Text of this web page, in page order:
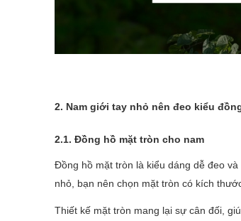
2. Nam giới tay nhỏ nên đeo kiểu
2.1. Đồng hồ mặt tròn cho nam
Đồng hồ mặt tròn là kiểu dáng dễ đeo
nhỏ, bạn nên chọn mặt tròn có kích
Thiết kế mặt tròn mang lại sự cân đối,